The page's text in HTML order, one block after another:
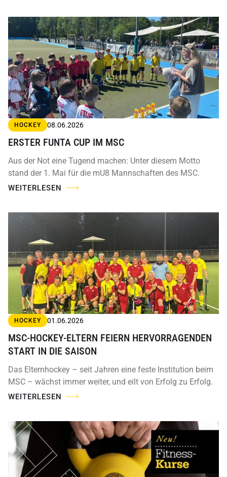
HOCKEY 08.06.2026
ERSTER FUNTA CUP IM MSC
Aus der Not eine Tugend machen: Unter diesem Motto
stand der 1. Mai für die mU8 Mannschaften des MSC.
WEITERLESEN
HOCKEY 01.06.2026
MSC-HOCKEY-ELTERN FEIERN HERVORRAGENDEN
START IN DIE SAISON
Das Elternhockey – seit Jahren eine feste Institution beim
MSC – wächst immer weiter, und eilt von Erfolg zu Erfolg.
WEITERLESEN